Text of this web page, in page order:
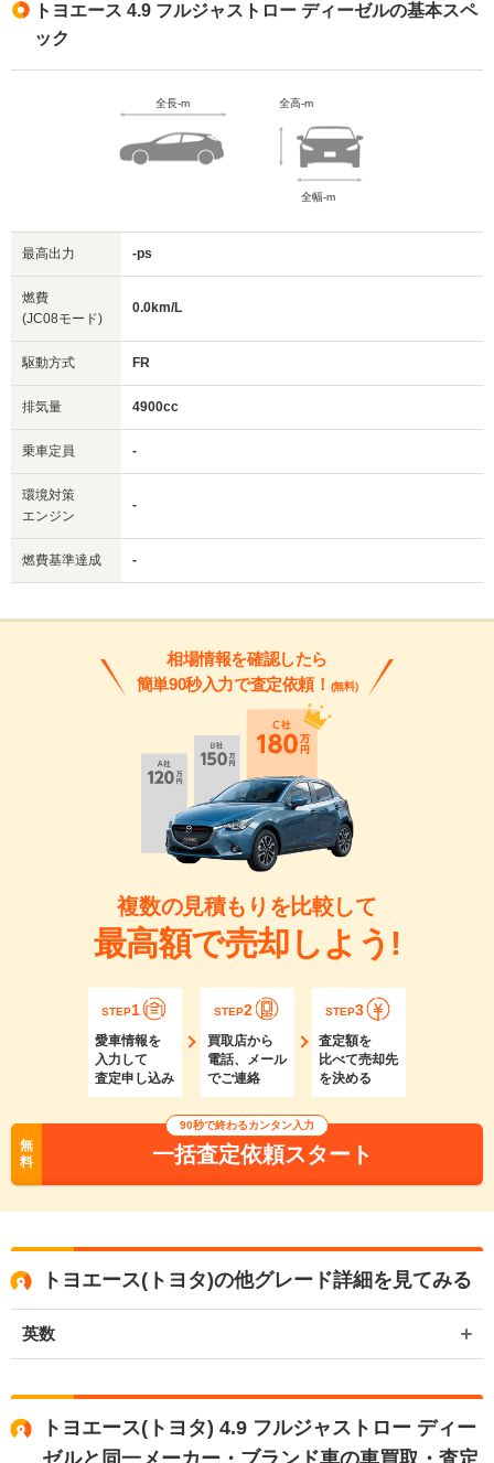
トヨエース 4.9 フルジャストロー ディーゼルの基本スペ
ック
全長-m 全高-m
全幅-m
最高出力 -ps
燃費
(JC08モード)
0.0km/L
駆動方式 FR
排気量 4900cc
乗車定員 -
環境対策
エンジン
-
燃費基準達成 -
相場情報を確認したら
簡単90秒入力で査定依頼！ (無料)
複数の見積もりを比較して
最高額で売却しよう!
STEP1
愛車情報を
入力して
査定申し込み
STEP2
買取店から
電話、メール
でご連絡
STEP3
査定額を
比べて売却先
を決める
無
料
90秒で終わるカンタン入力
一括査定依頼スタート
トヨエース(トヨタ)の他グレード詳細を見てみる
英数
トヨエース(トヨタ) 4.9 フルジャストロー ディー
ゼルと同一メーカー・ブランド車の車買取・査定